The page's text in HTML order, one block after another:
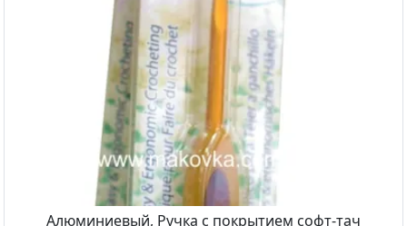
Алюминиевый, Ручка с покрытием софт-тач